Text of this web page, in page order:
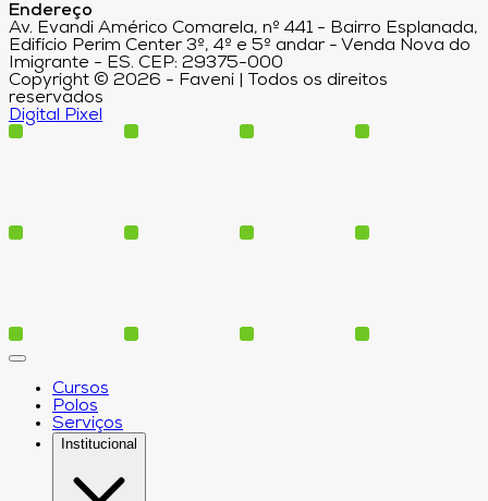
Endereço
Av. Evandi Américo Comarela, nº 441 - Bairro Esplanada,
Edifício Perim Center 3º, 4º e 5º andar - Venda Nova do
Imigrante - ES. CEP: 29375-000
Copyright © 2026 - Faveni | Todos os direitos
reservados
Digital Pixel
Cursos
Polos
Serviços
Institucional